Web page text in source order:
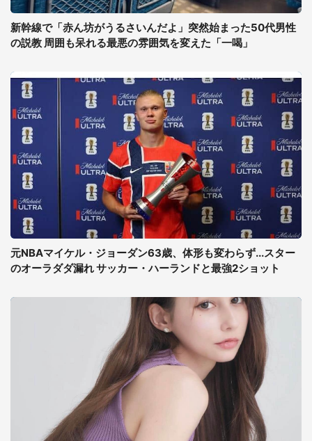
新幹線で「赤ん坊がうるさいんだよ」突然始まった50代男性
の説教 周囲も呆れる最悪の雰囲気を変えた「一喝」
元NBAマイケル・ジョーダン63歳、体形も変わらず...スター
のオーラダダ漏れ サッカー・ハーランドと最強2ショット